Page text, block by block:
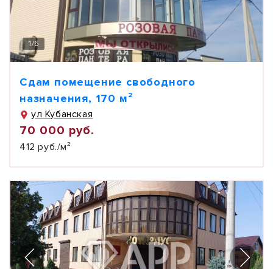
1/6
Сдам помещение свободного
назначения, 170 м²
ул Кубанская
70 000 руб.
412 руб./м²